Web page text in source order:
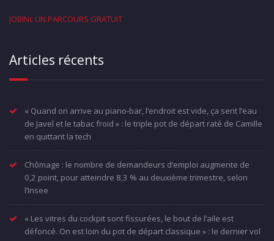
JOBINc UN PARCOURS GRATUIT
Articles récents
« Quand on arrive au piano-bar, l’endroit est vide, ça sent l’eau
de Javel et le tabac froid » : le triple pot de départ raté de Camille
en quittant la tech
Chômage : le nombre de demandeurs d’emploi augmente de
0,2 point, pour atteindre 8,3 % au deuxième trimestre, selon
l’Insee
« Les vitres du cockpit sont fissurées, le bout de l’aile est
défoncé. On est loin du pot de départ classique » : le dernier vol